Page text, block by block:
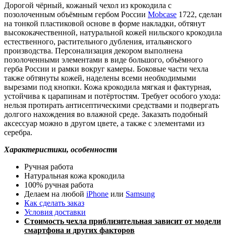
Дорогой чёрный, кожаный чехол из крокодила с
позолоченным объёмным гербом России Mobcase 1722, сделан
на тонкой пластиковой основе в форме накладки, обтянут
высококачественной, натуральной кожей нильского крокодила
естественного, растительного дубления, итальянского
производства. Персонализация декором выполнена
позолоченными элементами в виде большого, объёмного
герба России и рамки вокруг камеры. Боковые части чехла
также обтянуты кожей, наделены всеми необходимыми
вырезами под кнопки. Кожа крокодила мягкая и фактурная,
устойчива к царапинам и потёртостям. Требует особого ухода:
нельзя протирать антисептическими средствами и подвергать
долгого нахождения во влажной среде. Заказать подобный
аксессуар можно в другом цвете, а также с элементами из
серебра.
Характеристики, особенности
Ручная работа
Натуральная кожа крокодила
100% ручная работа
Делаем на любой iPhone или Samsung
Как сделать заказ
Условия доставки
Стоимость чехла приблизительная зависит от модели
смартфона и других факторов